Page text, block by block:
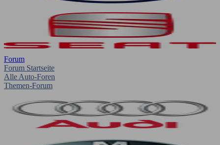
Forum
Forum Startseite
Alle Auto-Foren
Themen-Forum